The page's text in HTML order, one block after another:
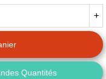
+
Quantités